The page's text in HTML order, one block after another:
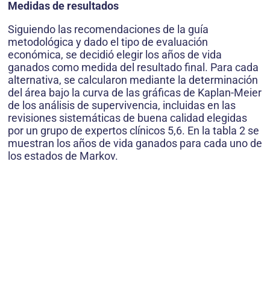
Medidas de resultados
Siguiendo las recomendaciones de la guía
metodológica y dado el tipo de evaluación
económica, se decidió elegir los años de vida
ganados como medida del resultado final. Para cada
alternativa, se calcularon mediante la determinación
del área bajo la curva de las gráficas de Kaplan-Meier
de los análisis de supervivencia, incluidas en las
revisiones sistemáticas de buena calidad elegidas
por un grupo de expertos clínicos 5,6. En la tabla 2 se
muestran los años de vida ganados para cada uno de
los estados de Markov.